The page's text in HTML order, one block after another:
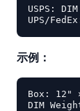
USPS:
示例：
Box: 12"
DIM